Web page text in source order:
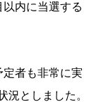
内に当選する
者も非常に実
況としました。